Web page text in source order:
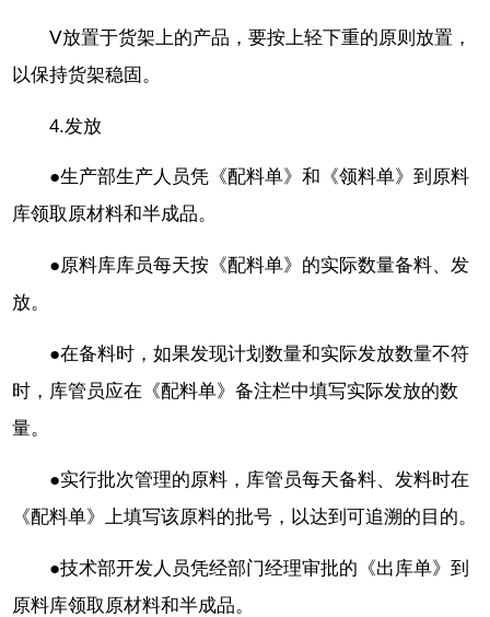
Ⅴ放置于货架上的产品，要按上轻下重的原则放置，
以保持货架稳固。
4.发放
●生产部生产人员凭《配料单》和《领料单》到原料
库领取原材料和半成品。
●原料库库员每天按《配料单》的实际数量备料、发
放。
●在备料时，如果发现计划数量和实际发放数量不符
时，库管员应在《配料单》备注栏中填写实际发放的数
量。
●实行批次管理的原料，库管员每天备料、发料时在
《配料单》上填写该原料的批号，以达到可追溯的目的。
●技术部开发人员凭经部门经理审批的《出库单》到
原料库领取原材料和半成品。